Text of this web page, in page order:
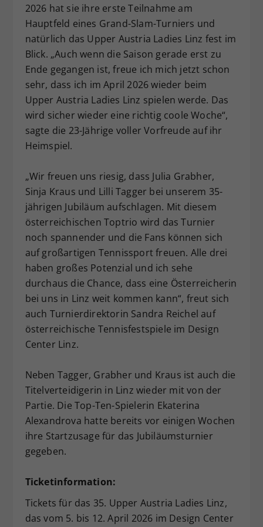
2026 hat sie ihre erste Teilnahme am
Hauptfeld eines Grand-Slam-Turniers und
natürlich das Upper Austria Ladies Linz fest im
Blick. „Auch wenn die Saison gerade erst zu
Ende gegangen ist, freue ich mich jetzt schon
sehr, dass ich im April 2026 wieder beim
Upper Austria Ladies Linz spielen werde. Das
wird sicher wieder eine richtig coole Woche“,
sagte die 23-Jährige voller Vorfreude auf ihr
Heimspiel.
„Wir freuen uns riesig, dass Julia Grabher,
Sinja Kraus und Lilli Tagger bei unserem 35-
jährigen Jubiläum aufschlagen. Mit diesem
österreichischen Toptrio wird das Turnier
noch spannender und die Fans können sich
auf großartigen Tennissport freuen. Alle drei
haben großes Potenzial und ich sehe
durchaus die Chance, dass eine Österreicherin
bei uns in Linz weit kommen kann“, freut sich
auch Turnierdirektorin Sandra Reichel auf
österreichische Tennisfestspiele im Design
Center Linz.
Neben Tagger, Grabher und Kraus ist auch die
Titelverteidigerin in Linz wieder mit von der
Partie. Die Top-Ten-Spielerin Ekaterina
Alexandrova hatte bereits vor einigen Wochen
ihre Startzusage für das Jubiläumsturnier
gegeben.
Ticketinformation:
Tickets für das 35. Upper Austria Ladies Linz,
das vom 5. bis 12. April 2026 im Design Center